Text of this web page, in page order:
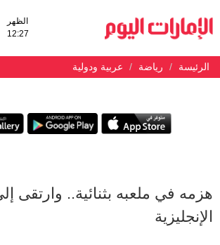
الظهر
12:27
الرئيسة رياضة عربية ودولية
هزمه في ملعبه بثنائية.. وارتقى
الإنجليزية